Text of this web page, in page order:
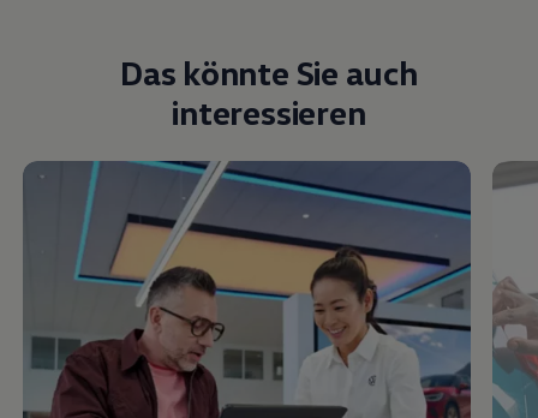
Das könnte Sie auch
interessieren